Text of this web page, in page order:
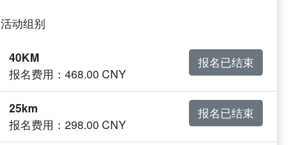
活动组别
40KM
报名费用：468.00 CNY
报名已结束
25km
报名费用：298.00 CNY
报名已结束